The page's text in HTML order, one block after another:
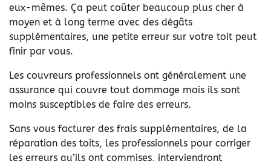
eux-mêmes. Ça peut coûter beaucoup plus cher à
moyen et à long terme avec des dégâts
supplémentaires, une petite erreur sur votre toit peut
finir par vous.
Les couvreurs professionnels ont généralement une
assurance qui couvre tout dommage mais ils sont
moins susceptibles de faire des erreurs.
Sans vous facturer des frais supplémentaires, de la
réparation des toits, les professionnels pour corriger
les erreurs qu’ils ont commises, interviendront